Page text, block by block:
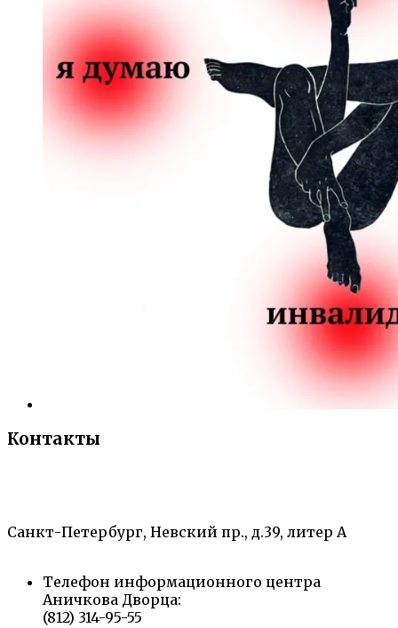
Контакты
Санкт-Петербург, Невский пр., д.39, литер А
Телефон информационного центра
Аничкова Дворца:
(812) 314-95-55